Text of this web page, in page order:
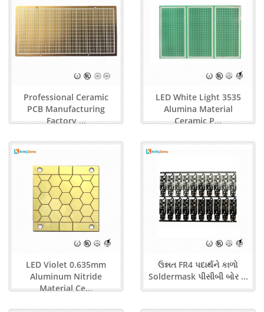
Professional Ceramic
PCB Manufacturing
Factory ...
LED White Light 3535
Alumina Material
Ceramic P...
LED Violet 0.635mm
Aluminum Nitride
Material Ce...
ઉન્નત FR4 પદાર્થને કાળો
Soldermask પીસીબી બોર ...